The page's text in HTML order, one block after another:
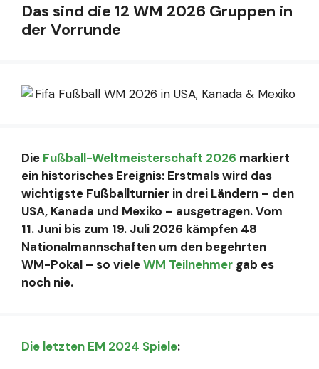
Das sind die 12 WM 2026 Gruppen in
der Vorrunde
Die Fußball-Weltmeisterschaft 2026 markiert
ein historisches Ereignis: Erstmals wird das
wichtigste Fußballturnier in drei Ländern – den
USA, Kanada und Mexiko – ausgetragen. Vom
11. Juni bis zum 19. Juli 2026 kämpfen 48
Nationalmannschaften um den begehrten
WM-Pokal – so vieleWM Teilnehmer gab es
noch nie.
Die letzten EM 2024 Spiele: